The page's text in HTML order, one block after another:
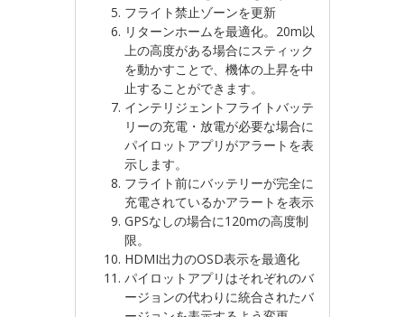
フライト禁止ゾーンを更新
リターンホームを最適化。20m以
上の高度がある場合にスティック
を動かすことで、機体の上昇を中
止することができます。
インテリジェントフライトバッテ
リーの充電・放電が必要な場合に
パイロットアプリがアラートを表
示します。
フライト前にバッテリーが完全に
充電されているかアラートを表示
GPSなしの場合に120mの高度制
限。
HDMI出力のOSD表示を最適化
パイロットアプリはそれぞれのバ
ージョンの代わりに統合されたバ